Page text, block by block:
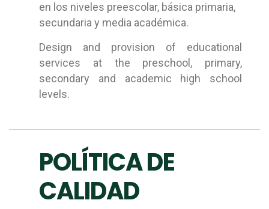
en los niveles preescolar, básica primaria,
secundaria y media académica.
Design and provision of educational
services at the preschool, primary,
secondary and academic high school
levels.
POLÍTICA DE
CALIDAD